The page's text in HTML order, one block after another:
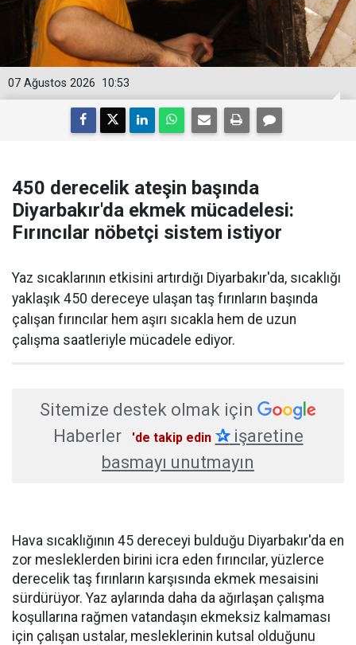
10:53
07 Ağustos 2026
450 derecelik ateşin başında
Diyarbakır'da ekmek mücadelesi:
Fırıncılar nöbetçi sistem istiyor
Yaz sıcaklarının etkisini artırdığı Diyarbakır'da, sıcaklığı
yaklaşık 450 dereceye ulaşan taş fırınların başında
çalışan fırıncılar hem aşırı sıcakla hem de uzun
çalışma saatleriyle mücadele ediyor.
Sitemize destek olmak için
Haberler
'de takip edin ✰işaretine
basmayı unutmayın
Hava sıcaklığının 45 dereceyi bulduğu Diyarbakır'da en
zor mesleklerden birini icra eden fırıncılar, yüzlerce
derecelik taş fırınların karşısında ekmek mesaisini
sürdürüyor. Yaz aylarında daha da ağırlaşan çalışma
koşullarına rağmen vatandaşın ekmeksiz kalmaması
için çalışan ustalar, mesleklerinin kutsal olduğunu